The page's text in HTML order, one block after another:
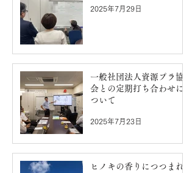
2025年7月29日
一般社団法人資源プラ協
会との定期打ち合わせに
ついて
2025年7月23日
ヒノキの香りにつつまれ